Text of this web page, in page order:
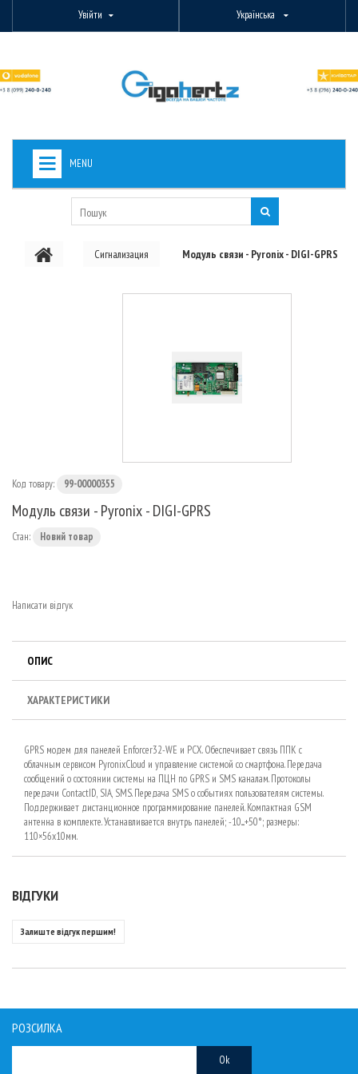
Увійти Українська
MENU
PON ОБЛАДНАННЯ
ОПТОВОЛОКОННЕ ОБЛАДНАННЯ
Сигнализация Модуль связи - Pyronix - DIGI-GPRS
Код товару: 99-00000355
Модуль связи - Pyronix - DIGI-GPRS
Стан: Новий товар
Написати відгук
ОПИС
ХАРАКТЕРИСТИКИ
GPRS модем для панелей Enforcer32-WE и PCX. Обеспечивает связь ППК с
облачным сервисом PyronixCloud и управление системой со смартфона. Передача
сообщений о состоянии системы на ПЦН по GPRS и SMS каналам. Протоколы
передачи ContactID, SIA, SMS. Передача SMS о событиях пользователям системы.
Поддерживает дистанционное программирование панелей. Компактная GSM
антенна в комплекте. Устанавливается внутрь панелей; -10....+50°; размеры:
110×56x10мм.
ВІДГУКИ
Залиште відгук першим!
РОЗСИЛКА
Ok